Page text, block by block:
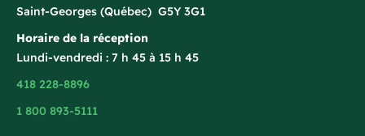
Saint-Georges (Québec) G5Y 3G1
Horaire de la réception
Lundi-vendredi : 7 h 45 à 15 h 45
418 228-8896
1 800 893-5111